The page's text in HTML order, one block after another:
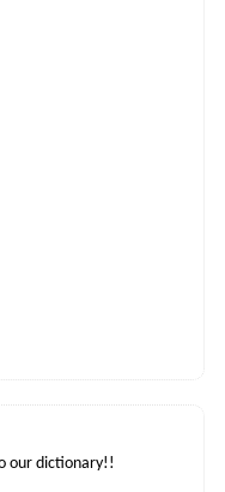
our dictionary!!